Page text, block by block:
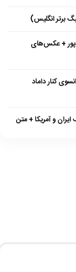
+ عکس‌های
کنار داماد
و آمریکا + متن